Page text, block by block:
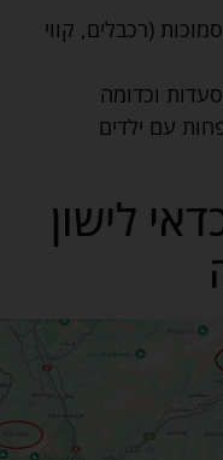
(רכבלים, קווי
וכדומה
עם ילדים
לישון